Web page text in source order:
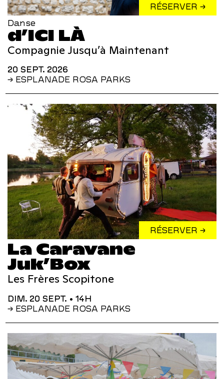
RÉSERVER →
Danse
d’ICI LÀ
Compagnie Jusqu’à Maintenant
20 SEPT. 2026
→ ESPLANADE ROSA PARKS
RÉSERVER →
La Caravane
Juk’Box
Les Frères Scopitone
DIM. 20 SEPT. • 14H
→ ESPLANADE ROSA PARKS